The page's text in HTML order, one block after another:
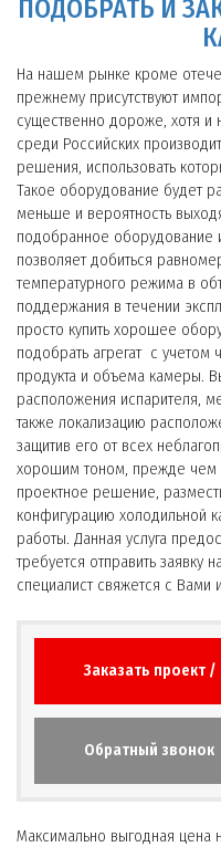
ПОДОБРАТЬ И
На нашем рынке кроме
прежнему присутствуют
существенно дороже, хотя и
среди Российских
решения, использовать
Такое оборудование будет
меньше и вероятность
подобранное оборудование
позволяет добиться
температурного режима в
поддержания в течении
просто купить хорошее
подобрать агрегат с учетом
продукта и объема камеры.
расположения испарителя,
также локализацию
защитив его от всех
хорошим тоном, прежде чем
проектное решение,
конфигурацию холодильной
работы. Данная услуга
требуется отправить
специалист свяжется с
Заказать проект /
Обратный звонок
Максимально выгодная цена